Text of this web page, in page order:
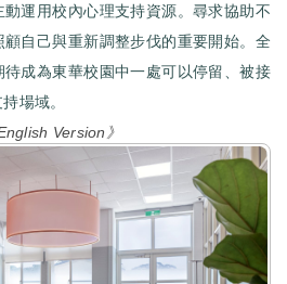
運用校內心理支持資源。尋求協助不
自己與重新調整步伐的重要開始。全
成為東華校園中一處可以停留、被接
場域。
Version》